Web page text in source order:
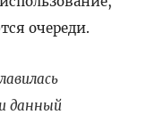
очереди.
данный